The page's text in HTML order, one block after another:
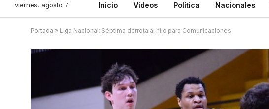
viernes, agosto 7 Inicio Videos Política Nacionales
Portada » Liga Nacional: Séptima derrota al hilo para Comunicaciones